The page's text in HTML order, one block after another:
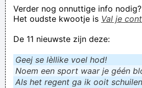
Verder nog onnuttige info nodig?
Het oudste kwootje is Val je
De 11 nieuwste zijn deze:
Geej se lèllike voel hod!
Noem een sport waar je géén
Als het regent ga ik ooit